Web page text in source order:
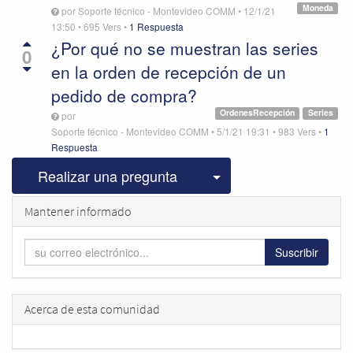
Moneda
porSoporte técnico - Montevideo COMM • 12/1/21
13:50 •695 Vers• 1 Respuesta
0
¿Por qué no se muestran las series
en la orden de recepción de un
pedido de compra?
Series
OrdenesRecepción
por
Soporte técnico - Montevideo COMM • 5/1/21 19:31 •983 Vers• 1
Respuesta
Realizar una pregunta Seleccionar
Mantener informado
Suscribir
Acerca de esta comunidad